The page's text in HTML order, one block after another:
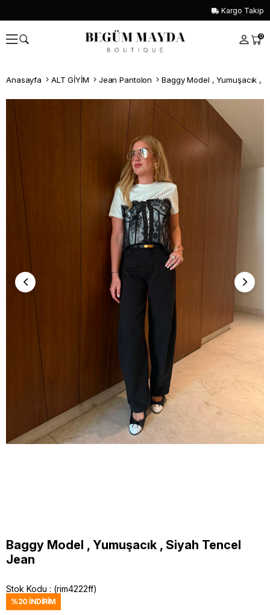
Kargo Takip
0
Anasayfa ALT GİYİM Jean Pantolon Baggy Model , Yumuşacık ,
Baggy Model , Yumuşacık , Siyah Tencel
Jean
Stok Kodu (rim4222ff)
%20 İNDIRIM